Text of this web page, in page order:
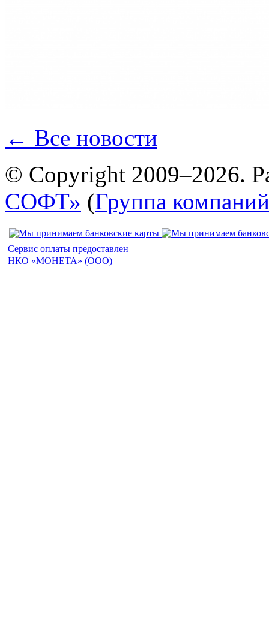
← Все новости
© Copyright 2009–2026.
СОФТ» (Группа
Сервис оплаты предоставлен
НКО «МОНЕТА» (ООО)